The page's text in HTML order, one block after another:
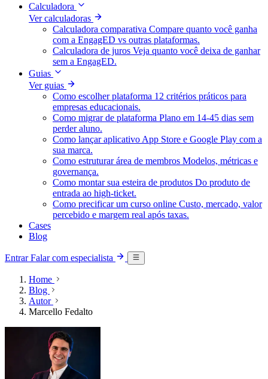
Calculadora
Ver calculadoras
Calculadora comparativa Compare quanto você ganha
com a EngagED vs outras plataformas.
Calculadora de juros Veja quanto você deixa de ganhar
sem a EngagED.
Guias
Ver guias
Como escolher plataforma 12 critérios práticos para
empresas educacionais.
Como migrar de plataforma Plano em 14-45 dias sem
perder aluno.
Como lançar aplicativo App Store e Google Play com a
sua marca.
Como estruturar área de membros Modelos, métricas e
governança.
Como montar sua esteira de produtos Do produto de
entrada ao high-ticket.
Como precificar um curso online Custo, mercado, valor
percebido e margem real após taxas.
Cases
Blog
EntrarFalar com especialista
Home
Blog
Autor
Marcello Fedalto